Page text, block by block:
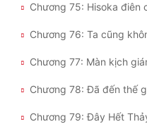
Chương 75: Hisoka điên
Chương 79: Đây Hết